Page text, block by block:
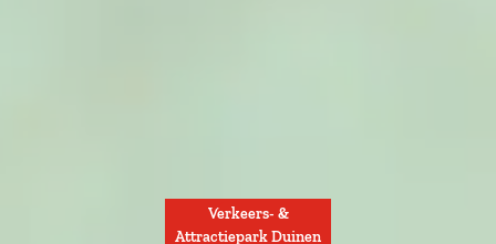
Verkeers- &
Attractiepark Duinen